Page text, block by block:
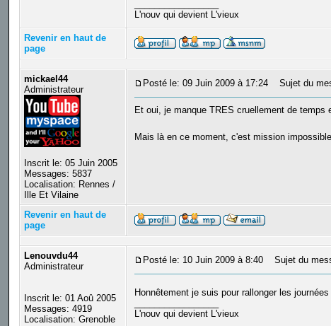
L'nouv qui devient L'vieux
Revenir en haut de
page
mickael44
Administrateur
Inscrit le: 05 Juin 2005
Messages: 5837
Localisation: Rennes /
Ille Et Vilaine
Posté le: 09 Juin 2009 à 17:24 Sujet du
Et oui, je manque TRES cruellement de
Mais là en ce moment, c'est mission
Revenir en haut de
page
Lenouvdu44
Administrateur
Inscrit le: 01 Aoû 2005
Messages: 4919
Localisation: Grenoble
Posté le: 10 Juin 2009 à 8:40 Sujet du
Honnêtement je suis pour rallonger les
L'nouv qui devient L'vieux